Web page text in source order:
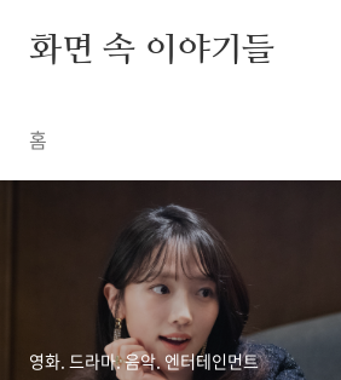
화면 속 이야기들
홈
영화. 드라마. 음악. 엔터테인먼트